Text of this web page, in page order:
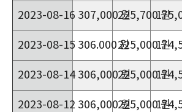
2023-08-16 307,000 원225,700 원
2023-08-15 306.000 원225,000 원
2023-08-14 306,000 원225,000 원
2023-08-12 306,000 원225,000 원